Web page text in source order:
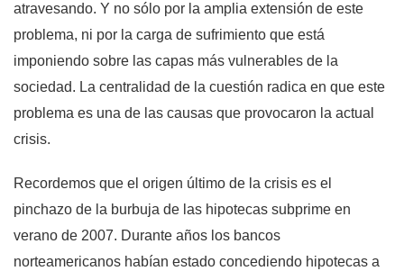
atravesando. Y no sólo por la amplia extensión de este
problema, ni por la carga de sufrimiento que está
imponiendo sobre las capas más vulnerables de la
sociedad. La centralidad de la cuestión radica en que este
problema es una de las causas que provocaron la actual
crisis.
Recordemos que el origen último de la crisis es el
pinchazo de la burbuja de las hipotecas subprime en
verano de 2007. Durante años los bancos
norteamericanos habían estado concediendo hipotecas a